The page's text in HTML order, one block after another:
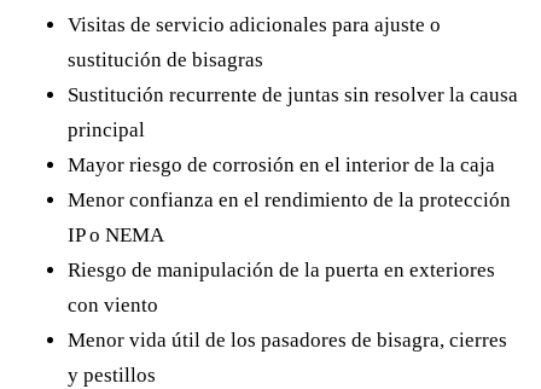
Visitas de servicio adicionales para ajuste o
sustitución de bisagras
Sustitución recurrente de juntas sin resolver la causa
principal
Mayor riesgo de corrosión en el interior de la caja
Menor confianza en el rendimiento de la protección
IP o NEMA
Riesgo de manipulación de la puerta en exteriores
con viento
Menor vida útil de los pasadores de bisagra, cierres
y pestillos